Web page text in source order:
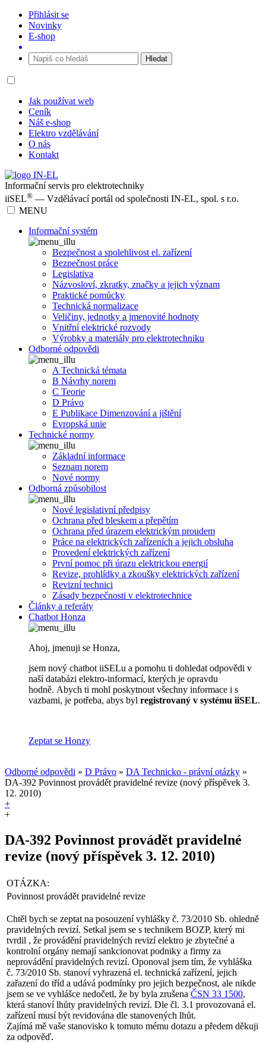
Přihlásit se
Novinky
E-shop
Jak používat web
Ceník
Náš e-shop
Elektro vzdělávání
O nás
Kontakt
Informační servis pro elektrotechniky
iiSEL® — Vzdělávací portál od společnosti IN-EL, spol. s r.o.
MENU
Informační systém
Bezpečnost a spolehlivost el. zařízení
Bezpečnost práce
Legislativa
Názvosloví, zkratky, značky a jejich význam
Praktické pomůcky
Technická normalizace
Veličiny, jednotky a jmenovité hodnoty
Vnitřní elektrické rozvody
Výrobky a materiály pro elektrotechniku
Odborné odpovědi
A Technická témata
B Návrhy norem
C Teorie
D Právo
E Publikace Dimenzování a jištění
Evropská unie
Technické normy
Základní informace
Seznam norem
Nové normy
Odborná způsobilost
Nové legislativní předpisy
Ochrana před bleskem a přepětím
Ochrana před úrazem elektrickým proudem
Práce na elektrických zařízeních a jejich obsluha
Provedení elektrických zařízení
První pomoc při úrazu elektrickou energií
Revize, prohlídky a zkoušky elektrických zařízení
Revizní technici
Zásady bezpečnosti v elektrotechnice
Články a referáty
Chatbot Honza
Ahoj, jmenuji se Honza,
jsem nový chatbot iiSELu a pomohu ti dohledat odpovědi v
naší databázi elektro-informací, kterých je opravdu
hodně. Abych ti mohl poskytnout všechny informace i s
vazbami, je potřeba, abys byl registrovaný v systému iiSEL.
Zeptat se Honzy
Odborné odpovědi » D Právo » DA Technicko - právní otázky »
DA-392 Povinnost provádět pravidelné revize (nový příspěvek 3.
12. 2010)
+
+
DA-392 Povinnost provádět pravidelné
revize (nový příspěvek 3. 12. 2010)
OTÁZKA:
Povinnost provádět pravidelné revize
Chtěl bych se zeptat na posouzení vyhlášky č. 73/2010 Sb. ohledně
pravidelných revizí. Setkal jsem se s technikem BOZP, který mi
tvrdil , že provádění pravidelných revizí elektro je zbytečné a
kontrolní orgány nemají sankcionovat podniky a firmy za
neprovádění pravidelných revizí. Oponoval jsem tím, že vyhláška
č. 73/2010 Sb. stanoví vyhrazená el. technická zařízení, jejich
zařazení do tříd a udává podmínky pro jejich bezpečnost, ale nikde
jsem se ve vyhlášce nedočetl, že by byla zrušena ČSN 33 1500,
která stanoví lhůty pravidelných revizí. Dle čl. 3.1 provozovaná el.
zařízení musí být revidována dle stanovených lhůt.
Zajímá mě vaše stanovisko k tomuto mému dotazu a předem děkuji
za odpověď.